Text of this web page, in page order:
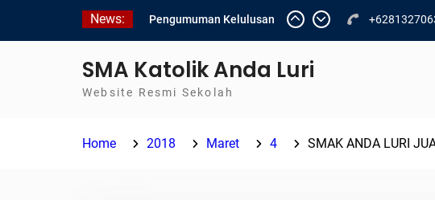
News:
Pengumuman Kelulusan
Pelantikan Pengurus Osis
SMAK Anda Luri
2025/2026
SMA Katolik Anda Luri
Website Resmi Sekolah
Home 2018 Maret 4 SMAK ANDA LURI